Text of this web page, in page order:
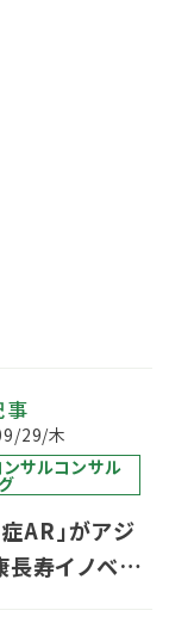
事
29/木
サルコンサル
症AR」がアジ
長寿イノベー